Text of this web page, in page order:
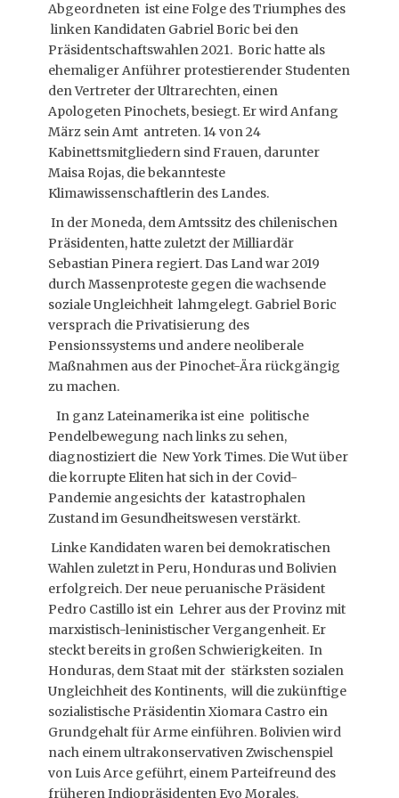
Abgeordneten ist eine Folge des Triumphes des
linken Kandidaten Gabriel Boric bei den
Präsidentschaftswahlen 2021. Boric hatte als
ehemaliger Anführer protestierender Studenten
den Vertreter der Ultrarechten, einen
Apologeten Pinochets, besiegt. Er wird Anfang
März sein Amt antreten. 14 von 24
Kabinettsmitgliedern sind Frauen, darunter
Maisa Rojas, die bekannteste
Klimawissenschaftlerin des Landes.
In der Moneda, dem Amtssitz des chilenischen
Präsidenten, hatte zuletzt der Milliardär
Sebastian Pinera regiert. Das Land war 2019
durch Massenproteste gegen die wachsende
soziale Ungleichheit lahmgelegt. Gabriel Boric
versprach die Privatisierung des
Pensionssystems und andere neoliberale
Maßnahmen aus der Pinochet-Ära rückgängig
zu machen.
In ganz Lateinamerika ist eine politische
Pendelbewegung nach links zu sehen,
diagnostiziert die New York Times. Die Wut über
die korrupte Eliten hat sich in der Covid-
Pandemie angesichts der katastrophalen
Zustand im Gesundheitswesen verstärkt.
Linke Kandidaten waren bei demokratischen
Wahlen zuletzt in Peru, Honduras und Bolivien
erfolgreich. Der neue peruanische Präsident
Pedro Castillo ist ein Lehrer aus der Provinz mit
marxistisch-leninistischer Vergangenheit. Er
steckt bereits in großen Schwierigkeiten. In
Honduras, dem Staat mit der stärksten sozialen
Ungleichheit des Kontinents, will die zukünftige
sozialistische Präsidentin Xiomara Castro ein
Grundgehalt für Arme einführen. Bolivien wird
nach einem ultrakonservativen Zwischenspiel
von Luis Arce geführt, einem Parteifreund des
früheren Indiopräsidenten Evo Morales.